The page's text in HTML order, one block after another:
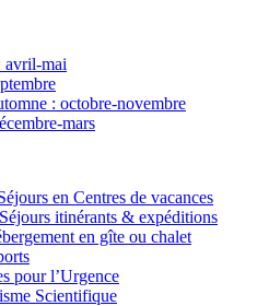
avril-mai
: octobre-novembre
mars
en Centres de vacances
Séjours itinérants & expéditions
en gîte ou chalet
pour l’Urgence
Scientifique